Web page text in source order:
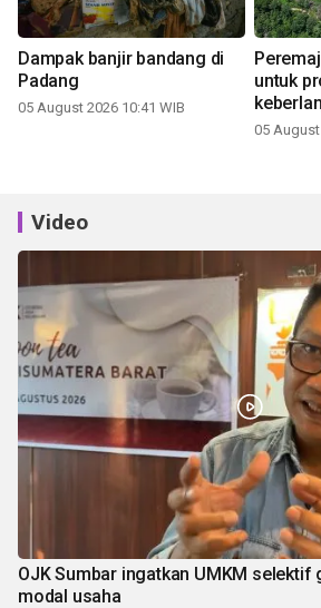
Dampak banjir bandang di
Padang
05 August 2026 10:41 WIB
untuk
05 August
Video
OJK Sumbar ingatkan UMKM selektif
modal usaha